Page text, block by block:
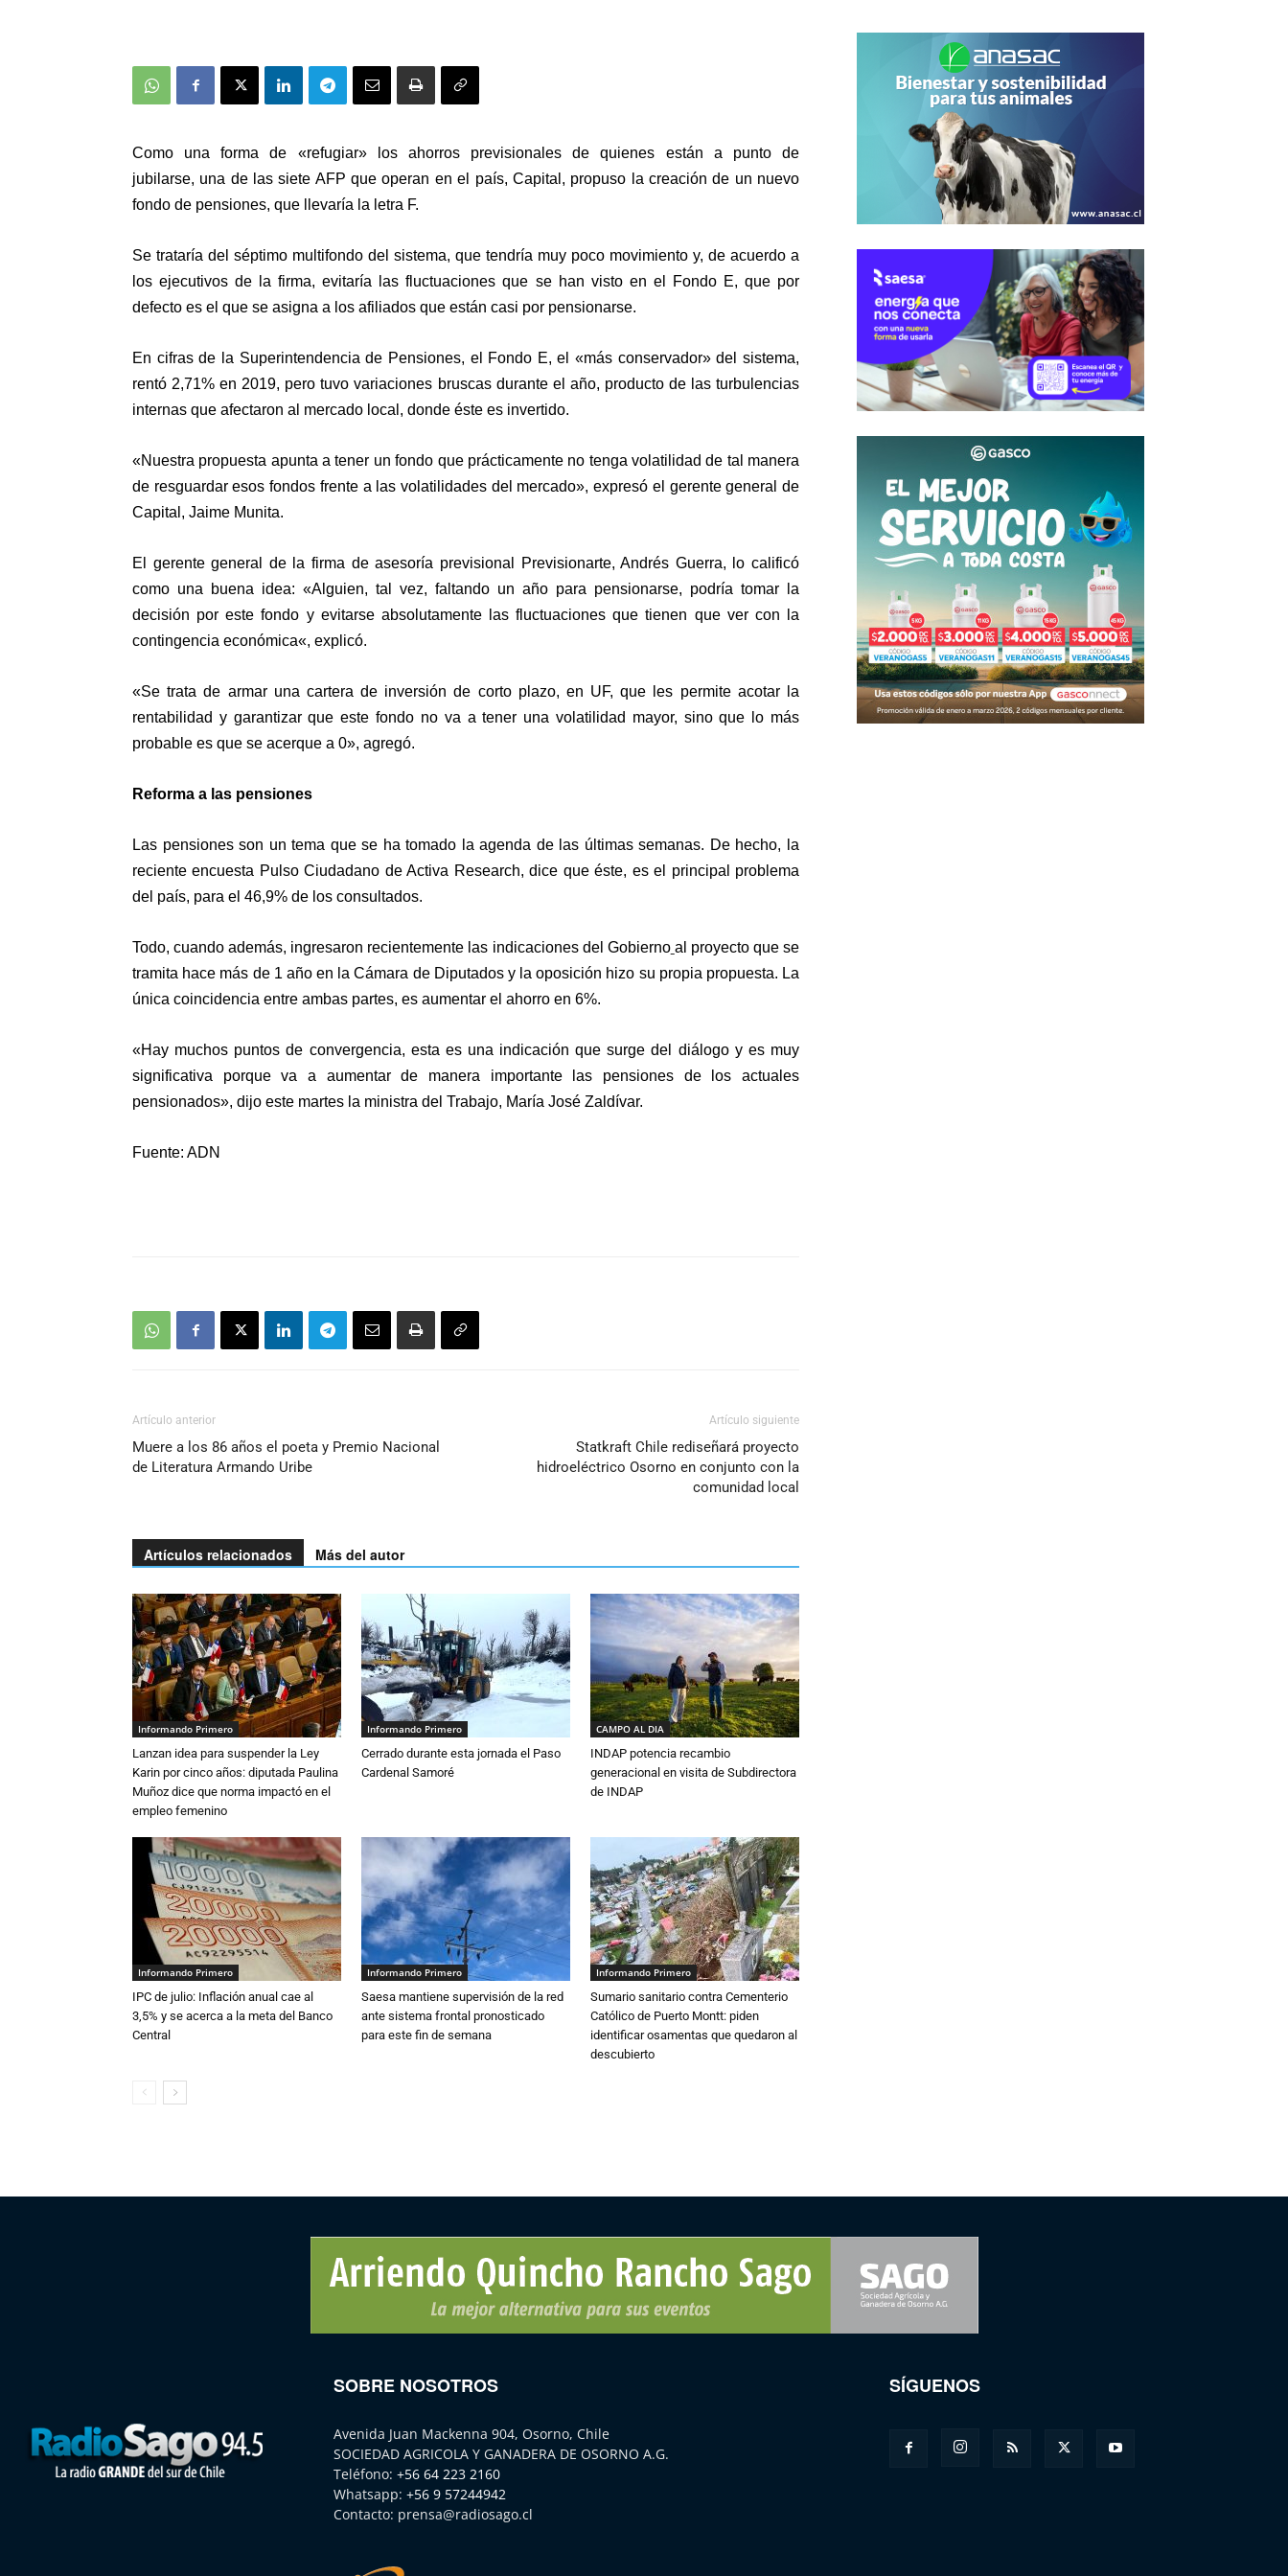
Como una forma de «refugiar» los ahorros previsionales de quienes están a punto de
jubilarse, una de las siete AFP que operan en el país, Capital, propuso la creación de un nuevo
fondo de pensiones, que llevaría la letra F.
Se trataría del séptimo multifondo del sistema, que tendría muy poco movimiento y, de acuerdo a
los ejecutivos de la firma,evitaría las fluctuaciones que se han visto en el Fondo E, que por
defecto es el que se asigna a los afiliados que están casi por pensionarse.
En cifras de la Superintendencia de Pensiones, el Fondo E, el «más conservador» del sistema,
rentó 2,71% en 2019, pero tuvo variaciones bruscas durante el año, producto de las turbulencias
internas que afectaron al mercado local, donde éste es invertido.
«Nuestra propuesta apunta a tener un fondo que prácticamente no tenga volatilidad de tal manera
de resguardar esos fondos frente a las volatilidades del mercado», expresó el gerente general de
Capital, Jaime Munita.
El gerente general de la firma de asesoría previsional Previsionarte, Andrés Guerra, lo calificó
como una buena idea: «Alguien, tal vez, faltando un año para pensionarse, podría tomar la
decisión por este fondo y evitarse absolutamente las fluctuaciones que tienen que ver con la
contingencia económica«, explicó.
«Se trata de armar una cartera de inversión de corto plazo, en UF, que les permite acotar la
rentabilidad y garantizar que este fondo no va a tener una volatilidad mayor, sino que lo más
probable es que se acerque a 0», agregó.
Reforma a las pensiones
Las pensiones son un tema que se ha tomado la agenda de las últimas semanas. De hecho, la
reciente encuesta Pulso Ciudadano de Activa Research, dice que éste, es el principal problema
del país, para el 46,9% de los consultados.
Todo, cuando además, ingresaron recientemente las indicaciones del Gobierno al proyecto que se
tramita hace más de 1 año en la Cámara de Diputados y la oposición hizo su propia propuesta. La
única coincidencia entre ambas partes, es aumentar el ahorro en 6%.
«Hay muchos puntos de convergencia, esta es una indicación que surge del diálogo y es muy
significativa porque va a aumentar de manera importante las pensiones de los actuales
pensionados», dijo este martes la ministra del Trabajo, María José Zaldívar.
Fuente: ADN
Artículo anterior
Muere a los 86 años el poeta y Premio Nacional
de Literatura Armando Uribe
Artículo siguiente
Statkraft Chile rediseñará proyecto
hidroeléctrico Osorno en conjunto con la
comunidad local
Artículos relacionados Más del autor
Informando Primero
Lanzan idea para suspender la Ley
Karin por cinco años: diputada Paulina
Muñoz dice que norma impactó en el
empleo femenino
Informando Primero
Cerrado durante esta jornada el Paso
Cardenal Samoré
CAMPO AL DIA
INDAP potencia recambio
generacional en visita de Subdirectora
de INDAP
Informando Primero
IPC de julio: Inflación anual cae al
3,5% y se acerca a la meta del Banco
Central
Informando Primero
Saesa mantiene supervisión de la red
ante sistema frontal pronosticado
para este fin de semana
Informando Primero
Sumario sanitario contra Cementerio
Católico de Puerto Montt: piden
identificar osamentas que quedaron al
descubierto
SOBRE NOSOTROS
Avenida Juan Mackenna 904, Osorno, Chile
SOCIEDAD AGRICOLA Y GANADERA DE OSORNO A.G.
Teléfono: +56 64 223 2160
Whatsapp: +56 9 57244942
Contacto: prensa@radiosago.cl
SÍGUENOS